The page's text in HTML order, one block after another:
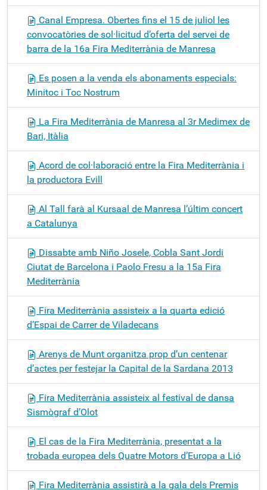
Canal Empresa. Obertes fins el 15 de juliol les
convocatòries de sol·licitud d’oferta del servei de
barra de la 16a Fira Mediterrània de Manresa
Es posen a la venda els abonaments especials:
Minitoc i Toc Nostrum
La Fira Mediterrània de Manresa al 3r Medimex de
Bari, Itàlia
Acord de col·laboració entre la Fira Mediterrània i
la productora Evill
Al Tall farà al Kursaal de Manresa l’últim concert
a Catalunya
Dissabte amb Niño Josele, Cobla Sant Jordi
Ciutat de Barcelona i Paolo Fresu a la 15a Fira
Mediterrània
Fira Mediterrània assisteix a la quarta edició
d’Espai de Carrer de Viladecans
Arenys de Munt organitza prop d’un centenar
d’actes per festejar la Capital de la Sardana 2013
Fira Mediterrània assisteix al festival de dansa
Sismògraf d’Olot
El cas de la Fira Mediterrània, presentat a la
trobada europea dels Quatre Motors d’Europa a Lió
Fira Mediterrània assistirà a la gala dels Premis